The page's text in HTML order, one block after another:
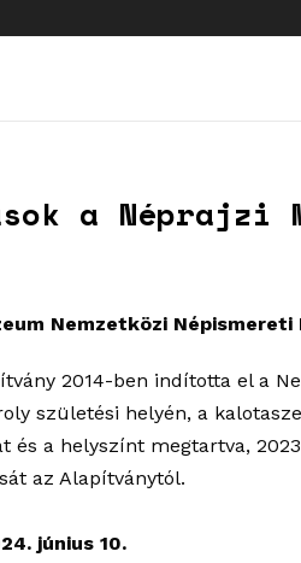
a Néprajzi
Nemzetközi Népismereti
2014-ben indította el a
születési helyén, a
és a helyszínt megtartva,
az Alapítványtól.
június 10.